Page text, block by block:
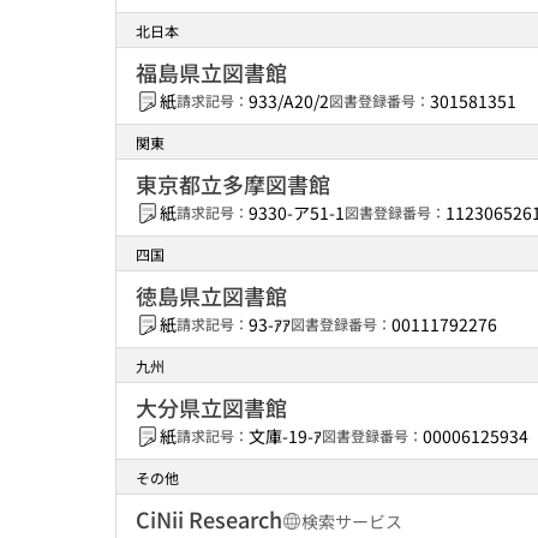
北日本
福島県立図書館
紙請求記号： 933/A20/2図書登録番号： 301581351
関東
東京都立多摩図書館
紙請求記号： 9330-ア51-1図書登録番号：
四国
徳島県立図書館
紙請求記号： 93-ｱｱ図書登録番号： 00111792276
九州
大分県立図書館
紙請求記号： 文庫-19-ｱ図書登録番号： 00006125934
その他
CiNii Research
検索サービス